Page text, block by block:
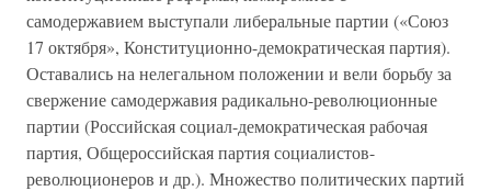
самодержавием выступали либеральные партии («Союз
17 октября», Конституционно-демократическая партия).
Оставались на нелегальном положении и вели борьбу за
свержение самодержавия радикально-революционные
партии (Российская социал-демократическая рабочая
партия, Общероссийская партия социалистов-
революционеров и др.). Множество политических партий